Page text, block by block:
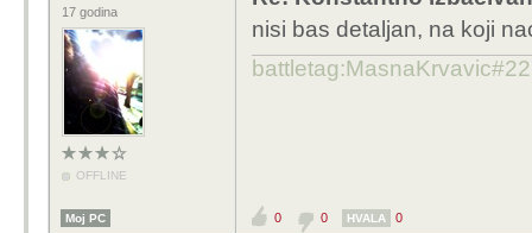
17 godina
OFFLINE
nisi bas detaljan, na koji
Moj PC 0 0 HVALA 0